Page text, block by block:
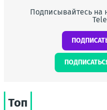
Подписывайтесь
Топ